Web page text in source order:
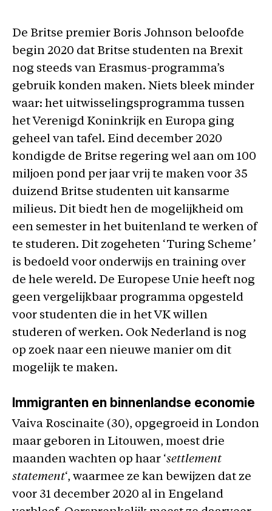
De Britse premier Boris Johnson beloofde
begin 2020 dat Britse studenten na Brexit
nog steeds van Erasmus-programma’s
gebruik konden maken. Niets bleek minder
waar: het uitwisselingsprogramma tussen
het Verenigd Koninkrijk en Europa ging
geheel van tafel. Eind december 2020
kondigde de Britse regering wel aan om 100
miljoen pond per jaar vrij te maken voor 35
duizend Britse studenten uit kansarme
milieus. Dit biedt hen de mogelijkheid om
een semester in het buitenland te werken of
te studeren. Dit zogeheten ‘Turing Scheme’
is bedoeld voor onderwijs en training over
de hele wereld. De Europese Unie heeft nog
geen vergelijkbaar programma opgesteld
voor studenten die in het VK willen
studeren of werken. Ook Nederland is nog
op zoek naar een nieuwe manier om dit
mogelijk te maken.
Immigranten en binnenlandse economie
Vaiva Roscinaite (30), opgegroeid in London
maar geboren in Litouwen, moest drie
maanden wachten op haar ‘settlement
statement‘, waarmee ze kan bewijzen dat ze
voor 31 december 2020 al in Engeland